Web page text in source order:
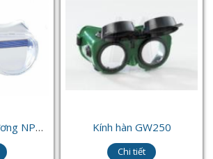
Kính chống hơi sương NP105 Kính hàn GW250
Chi tiết